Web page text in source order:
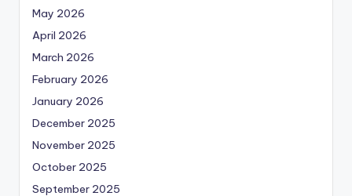
May 2026
April 2026
March 2026
February 2026
January 2026
December 2025
November 2025
October 2025
September 2025